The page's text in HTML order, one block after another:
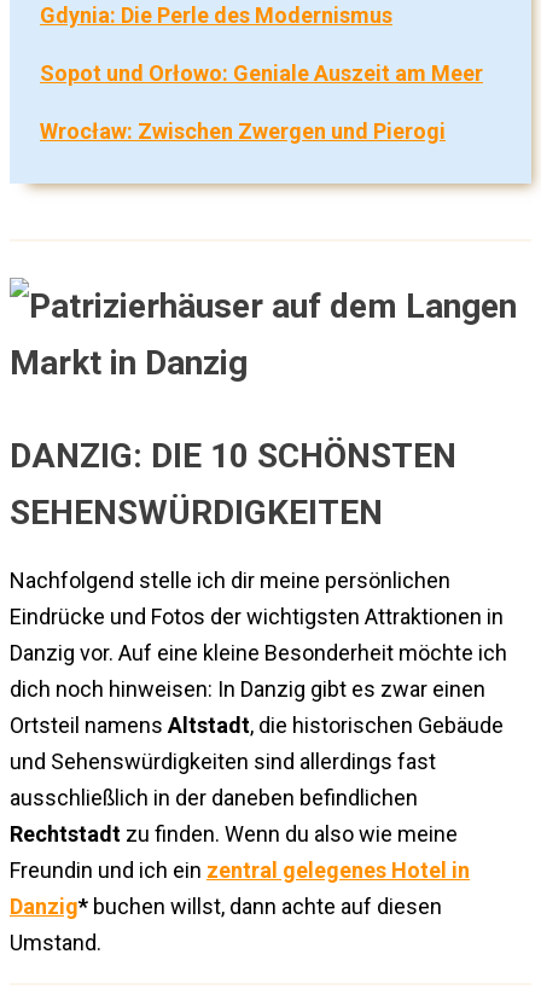
Gdynia: Die Perle des Modernismus
Sopot und Orłowo: Geniale Auszeit am Meer
Wrocław: Zwischen Zwergen und Pierogi
DANZIG: DIE 10 SCHÖNSTEN
SEHENSWÜRDIGKEITEN
Nachfolgend stelle ich dir meine persönlichen
Eindrücke und Fotos der wichtigsten Attraktionen in
Danzig vor. Auf eine kleine Besonderheit möchte ich
dich noch hinweisen: In Danzig gibt es zwar einen
Ortsteil namens Altstadt, die historischen Gebäude
und Sehenswürdigkeiten sind allerdings fast
ausschließlich in der daneben befindlichen
Rechtstadt zu finden. Wenn du also wie meine
Freundin und ich ein zentral gelegenes Hotel in
Danzig* buchen willst, dann achte auf diesen
Umstand.